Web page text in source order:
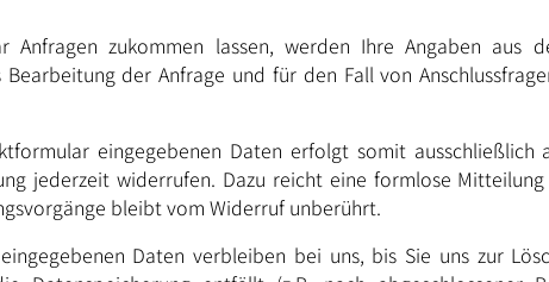
Anfragen zukommen lassen, werden Ihre Angaben aus
der Anfrage und für den Fall von
eingegebenen Daten erfolgt somit
jederzeit widerrufen. Dazu reicht eine formlose
bleibt vom Widerruf unberührt.
Daten verbleiben bei uns, bis Sie uns zur